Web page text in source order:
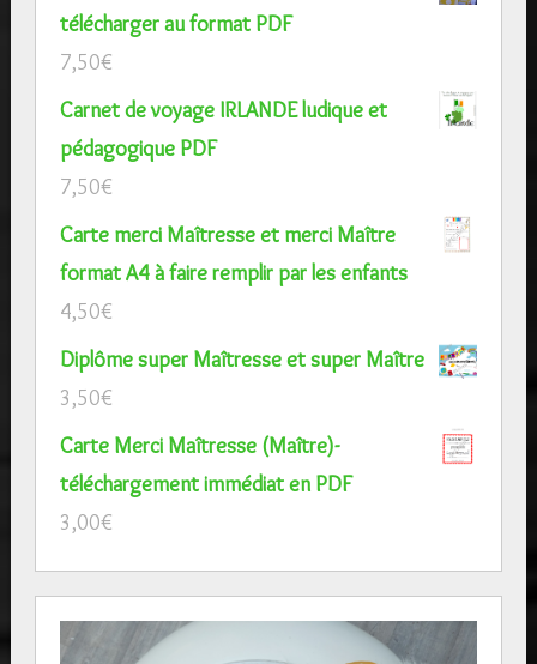
télécharger au format PDF
7,50€
Carnet de voyage IRLANDE ludique et
pédagogique PDF
7,50€
Carte merci Maîtresse et merci Maître
format A4 à faire remplir par les enfants
4,50€
Diplôme super Maîtresse et super Maître
3,50€
Carte Merci Maîtresse (Maître)-
téléchargement immédiat en PDF
3,00€